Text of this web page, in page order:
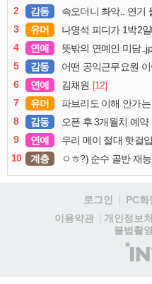
2
감동 슥오더니 촤악.. 연기 뚫고
3
유머 나영석 피디가 1박2
4
연예 뜻밖의 연예인 미담
5
감동 어떤 공익근무요원 이
6
연예 김채원 [12]
7
유머 파브리도 이해 안가
8
감동 오픈 후 3개월치 예약
9
연예 우리 메이 절대 핫걸
10
계층 ㅇㅎ?) 순수 골반 재
로그인 PC화
이용약관
개인정보
불법촬